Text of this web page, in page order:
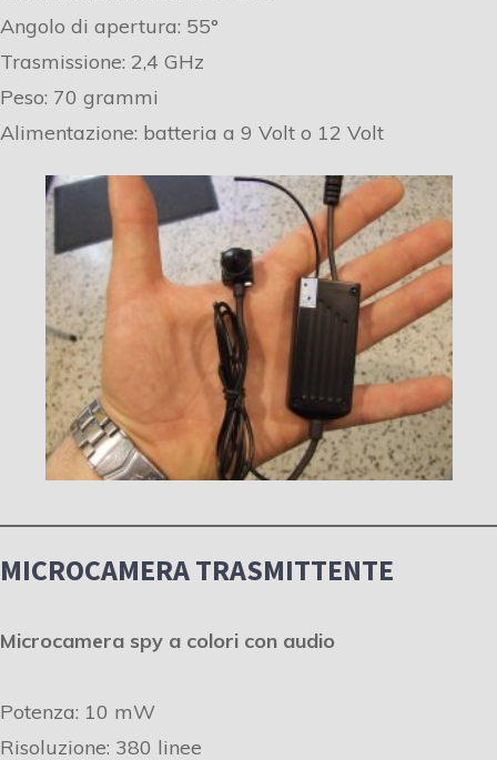
Angolo di apertura: 55°
Trasmissione: 2,4 GHz
Peso: 70 grammi
Alimentazione: batteria a 9 Volt o 12 Volt
MICROCAMERA TRASMITTENTE
Microcamera spy a colori con audio
Potenza: 10 mW
Risoluzione: 380 linee